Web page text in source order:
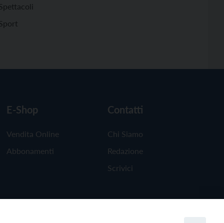
E-Shop
Vendita Online
Abbonamenti
Contatti
Chi Siamo
Redazione
Scrivici